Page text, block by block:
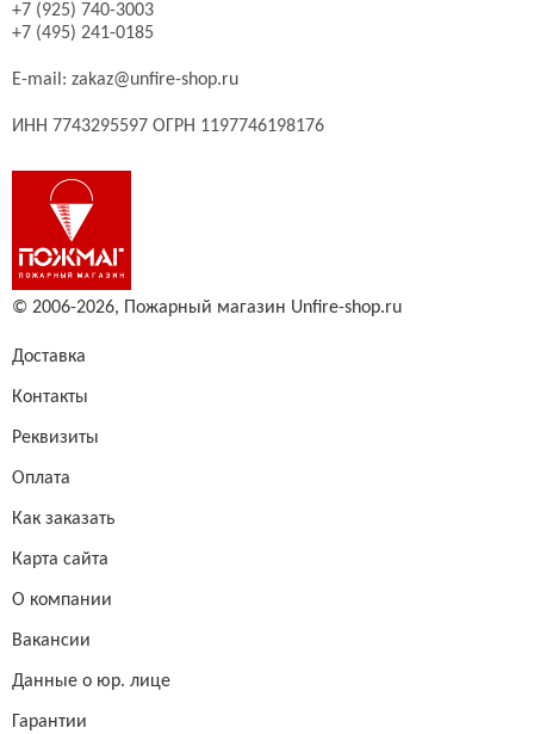
+7 (925) 740-3003
+7 (495) 241-0185
E-mail: zakaz@unfire-shop.ru
ИНН 7743295597 ОГРН 1197746198176
© 2006-2026, Пожарный магазин Unfire-shop.ru
Доставка
Контакты
Реквизиты
Оплата
Как заказать
Карта сайта
О компании
Вакансии
Данные о юр. лице
Гарантии